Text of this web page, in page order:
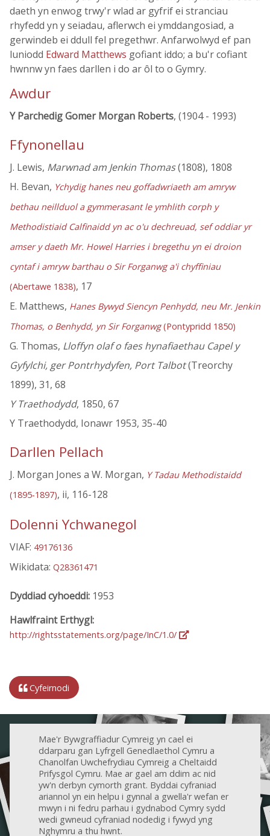
daeth yn enwog trwy'r wlad ar gyfrif ei stranciau
rhyfedd yn y seiadau, aflerwch ei ymddangosiad, a
gerwindeb ei ddull fel pregethwr. Anfarwolwyd ef pan
luniodd Edward Matthews gofiant iddo; a bu'r cofiant
hwnnw yn faes darllen i do ar ôl to o Gymry.
Awdur
Y Parchedig Gomer Morgan Roberts, (1904 - 1993)
Ffynonellau
J. Lewis, Marwnad am Jenkin Thomas(1808), 1808
H. Bevan, Ychydig hanes neu goffadwriaeth am amryw
bethau neillduol a gymmerasant le ymhlith corph y
Methodistiaid Calfinaidd yn ac o'u dechreuad, sef oddiar yr
amser y daeth Mr. Howel Harries i bregethu yn ei droion
cyntaf i amryw barthau o Sir Forganwg a'i chyffiniau
(Abertawe 1838), 17
E. Matthews, Hanes Bywyd Siencyn Penhydd, neu Mr. Jenkin
Thomas, o Benhydd, yn Sir Forganwg(Pontypridd 1850)
G. Thomas, Lloffyn olaf o faes hynafiaethau Capel y
Gyfylchi, ger Pontrhydyfen, Port Talbot(Treorchy
1899), 31, 68
Y Traethodydd, 1850, 67
Y Traethodydd, Ionawr 1953, 35-40
Darllen Pellach
J. Morgan Jones a W. Morgan, Y Tadau Methodistaidd
(1895-1897), ii, 116-128
Dolenni Ychwanegol
VIAF: 49176136
Wikidata: Q28361471
Dyddiad cyhoeddi: 1953
Hawlfraint Erthygl:
http://rightsstatements.org/page/InC/1.0/
Cyfeirnodi
Mae'r Bywgraffiadur Cymreig yn cael ei
ddarparu gan Lyfrgell Genedlaethol Cymru a
Chanolfan Uwchefrydiau Cymreig a Cheltaidd
Prifysgol Cymru. Mae ar gael am ddim ac nid
yw'n derbyn cymorth grant. Byddai cyfraniad
ariannol yn ein helpu i gynnal a gwella'r wefan er
mwyn i ni fedru parhau i gydnabod Cymry sydd
wedi gwneud cyfraniad nodedig i fywyd yng
Nghymru a thu hwnt.